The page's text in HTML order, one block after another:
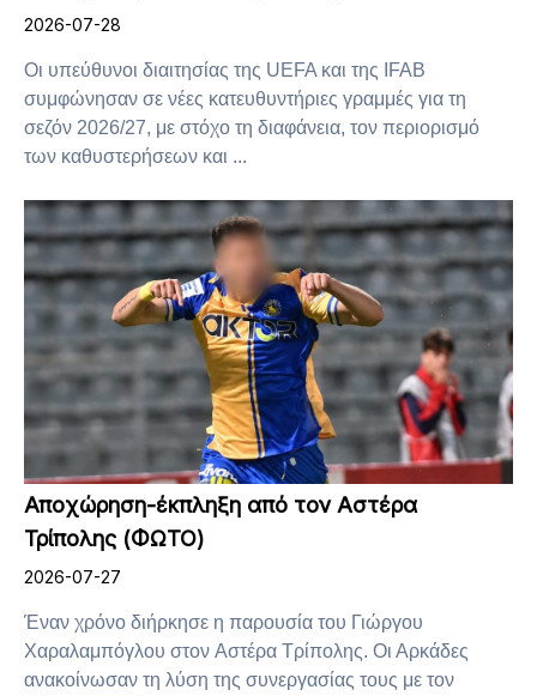
2026-07-28
Οι υπεύθυνοι διαιτησίας της UEFA και της IFAB
συμφώνησαν σε νέες κατευθυντήριες γραμμές για τη
σεζόν 2026/27, με στόχο τη διαφάνεια, τον περιορισμό
των καθυστερήσεων και ...
Αποχώρηση-έκπληξη από τον Αστέρα
Τρίπολης (ΦΩΤΟ)
2026-07-27
Έναν χρόνο διήρκησε η παρουσία του Γιώργου
Χαραλαμπόγλου στον Αστέρα Τρίπολης. Οι Αρκάδες
ανακοίνωσαν τη λύση της συνεργασίας τους με τον